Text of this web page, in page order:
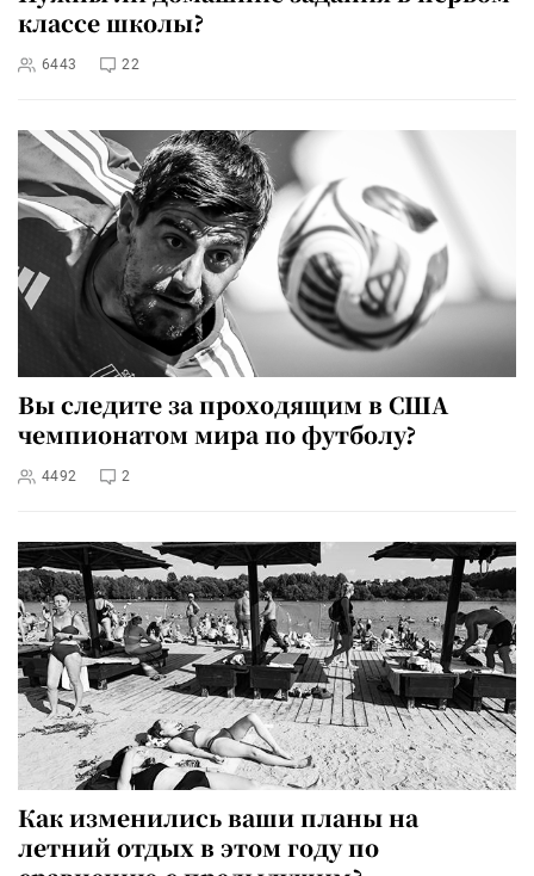
классе школы?
6443 22
Вы следите за проходящим в США
чемпионатом мира по футболу?
4492 2
Как изменились ваши планы на
летний отдых в этом году по